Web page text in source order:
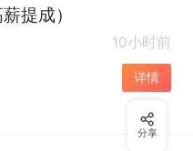
提成）
10小时前
详情
分享